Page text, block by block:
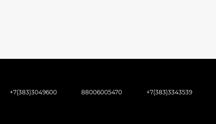
+7(383)3049600 88006005470 +7(383)3343539